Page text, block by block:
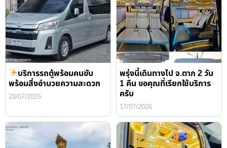
บริการรถตู้พร้อมคนขับ
พร้อมสิ่งอำนวยความสะดวก
28/07/2026
พรุ่งนี้เดินทางไป จ.ตาก 2 วัน
1 คืน ขอคุณที่เรียกใช้บริการ
ครับ
17/07/2026